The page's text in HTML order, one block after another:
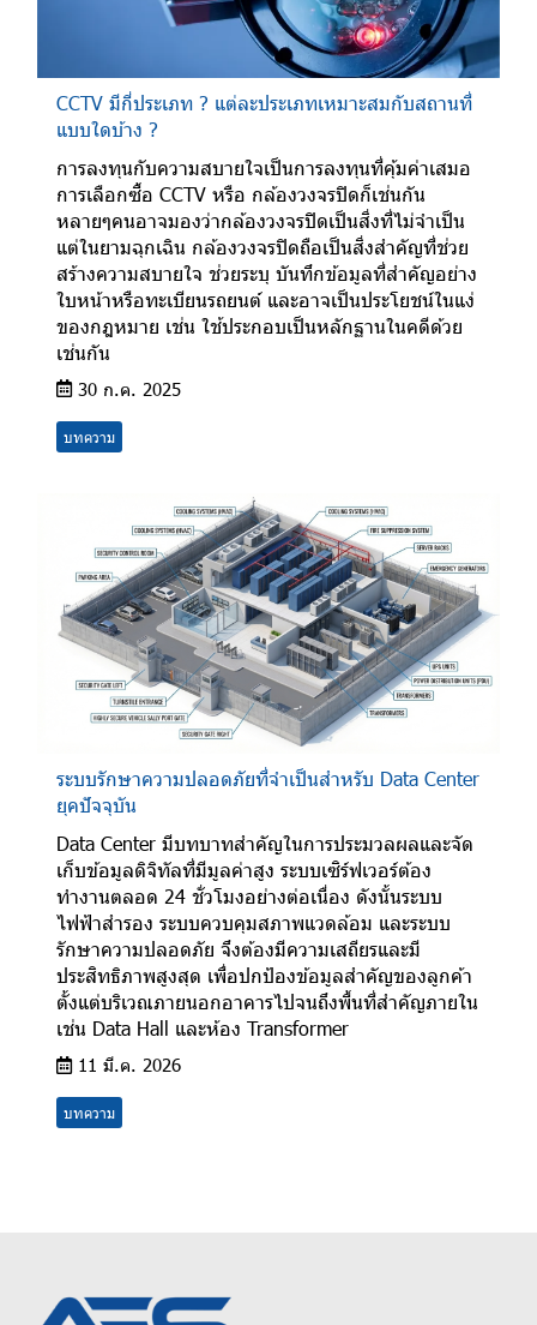
CCTV มีกี่ประเภท ? แต่ละประเภทเหมาะสมกับสถานที่
แบบใดบ้าง ?
การลงทุนกับความสบายใจเป็นการลงทุนที่คุ้มค่าเสมอ
การเลือกซื้อ CCTV หรือ กล้องวงจรปิดก็เช่นกัน
หลายๆคนอาจมองว่ากล้องวงจรปิดเป็นสิ่งที่ไม่จำเป็น
แต่ในยามฉุกเฉิน กล้องวงจรปิดถือเป็นสิ่งสำคัญที่ช่วย
สร้างความสบายใจ ช่วยระบุ บันทึกข้อมูลที่สำคัญอย่าง
ใบหน้าหรือทะเบียนรถยนต์ และอาจเป็นประโยชน์ในแง่
ของกฎหมาย เช่น ใช้ประกอบเป็นหลักฐานในคดีด้วย
เช่นกัน
30 ก.ค. 2025
บทความ
ระบบรักษาความปลอดภัยที่จำเป็นสำหรับ Data Center
ยุคปัจจุบัน
Data Center มีบทบาทสำคัญในการประมวลผลและจัด
เก็บข้อมูลดิจิทัลที่มีมูลค่าสูง ระบบเซิร์ฟเวอร์ต้อง
ทำงานตลอด 24 ชั่วโมงอย่างต่อเนื่อง ดังนั้นระบบ
ไฟฟ้าสำรอง ระบบควบคุมสภาพแวดล้อม และระบบ
รักษาความปลอดภัย จึงต้องมีความเสถียรและมี
ประสิทธิภาพสูงสุด เพื่อปกป้องข้อมูลสำคัญของลูกค้า
ตั้งแต่บริเวณภายนอกอาคารไปจนถึงพื้นที่สำคัญภายใน
เช่น Data Hall และห้อง Transformer
11 มี.ค. 2026
บทความ